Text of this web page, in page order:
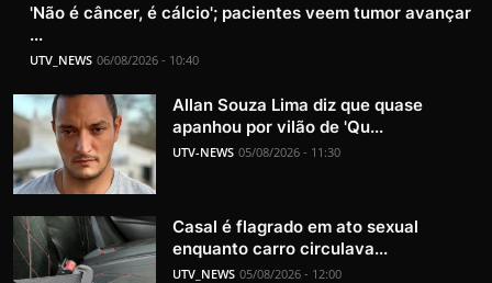
'Não é câncer, é cálcio'; pacientes veem tumor avançar
...
UTV_NEWS 06/08/2026 - 10:40
Allan Souza Lima diz que quase
apanhou por vilão de 'Qu...
UTV-NEWS 05/08/2026 - 11:30
Casal é flagrado em ato sexual
enquanto carro circulava...
UTV_NEWS 05/08/2026 - 12:00